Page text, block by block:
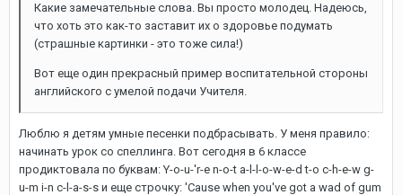
Какие замечательные слова. Вы просто молодец. Надеюсь,
что хоть это как-то заставит их о здоровье подумать
(страшные картинки - это тоже сила!)
Вот еще один прекрасный пример воспитательной стороны
английского с умелой подачи Учителя.
Люблю я детям умные песенки подбрасывать. У меня правило:
начинать урок со спеллинга. Вот сегодня в 6 классе
продиктовала по буквам: Y-o-u-'r-e n-o-t a-l-l-o-w-e-d t-o c-h-e-w g-
u-m i-n c-l-a-s-s и еще строчку: 'Cause when you've got a wad of gum